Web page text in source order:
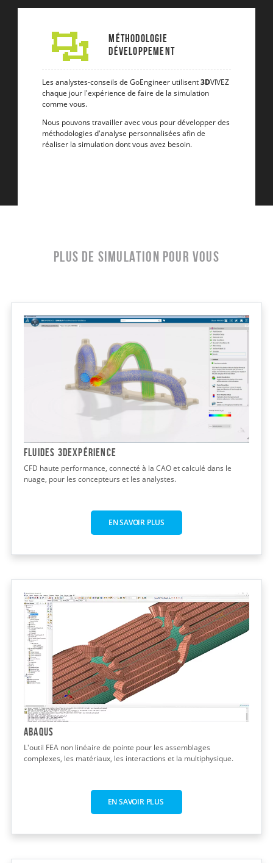
Méthodologie
Développement
Les analystes-conseils de GoEngineer utilisent3DVIVEZ
chaque jour l'expérience de faire de la simulation
comme vous.
Nous pouvons travailler avec vous pour développer des
méthodologies d'analyse personnalisées afin de
réaliser la simulation dont vous avez besoin.
Plus de simulation pour vous
FLUIDES 3DEXPÉRIENCE
CFD haute performance, connecté à la CAO et calculé dans le
nuage, pour les concepteurs et les analystes.
EN SAVOIR PLUS
Abaqus
L'outil FEA non linéaire de pointe pour les assemblages
complexes, les matériaux, les interactions et la multiphysique.
EN SAVOIR PLUS